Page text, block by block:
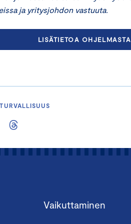
ja yritysjohdon vastuuta.
LISÄTIETOA OHJELMASTA
Vaikuttaminen